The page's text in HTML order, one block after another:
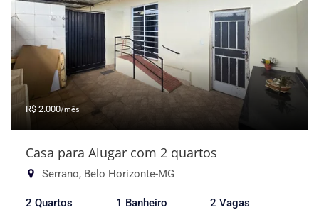
R$ 2.000/mês
Casa para Alugar com 2 quartos
Serrano, Belo Horizonte-MG
2 Quartos 1 Banheiro 2 Vagas